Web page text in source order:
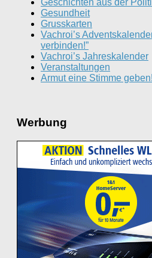
Gesundheit
Grusskarten
Vachroi’s
verbinden!”
Vachroi’s Jahreskalender
Veranstaltungen
Armut eine Stimme geben!
Werbung